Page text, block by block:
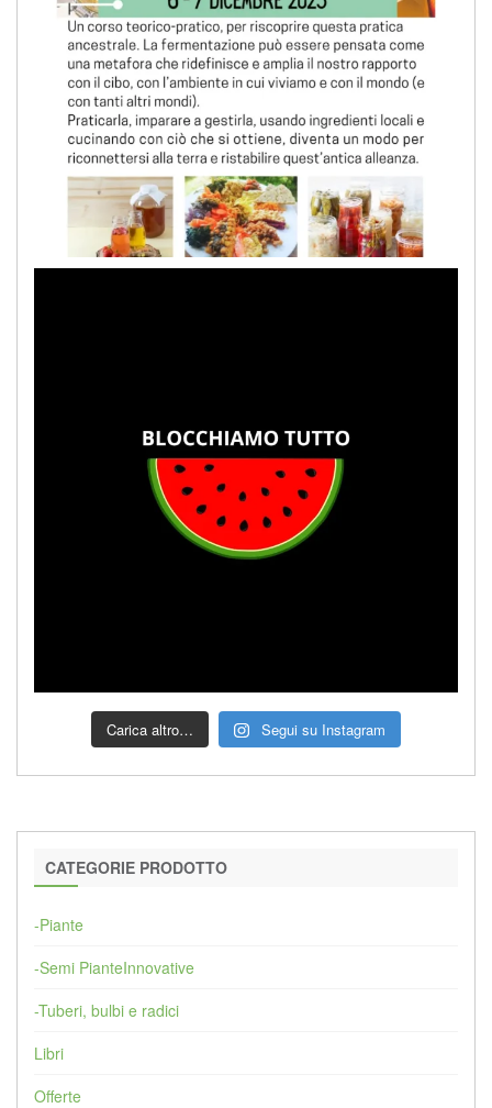
Carica altro… Segui su Instagram
CATEGORIE PRODOTTO
-Piante
-Semi PianteInnovative
-Tuberi, bulbi e radici
Libri
Offerte